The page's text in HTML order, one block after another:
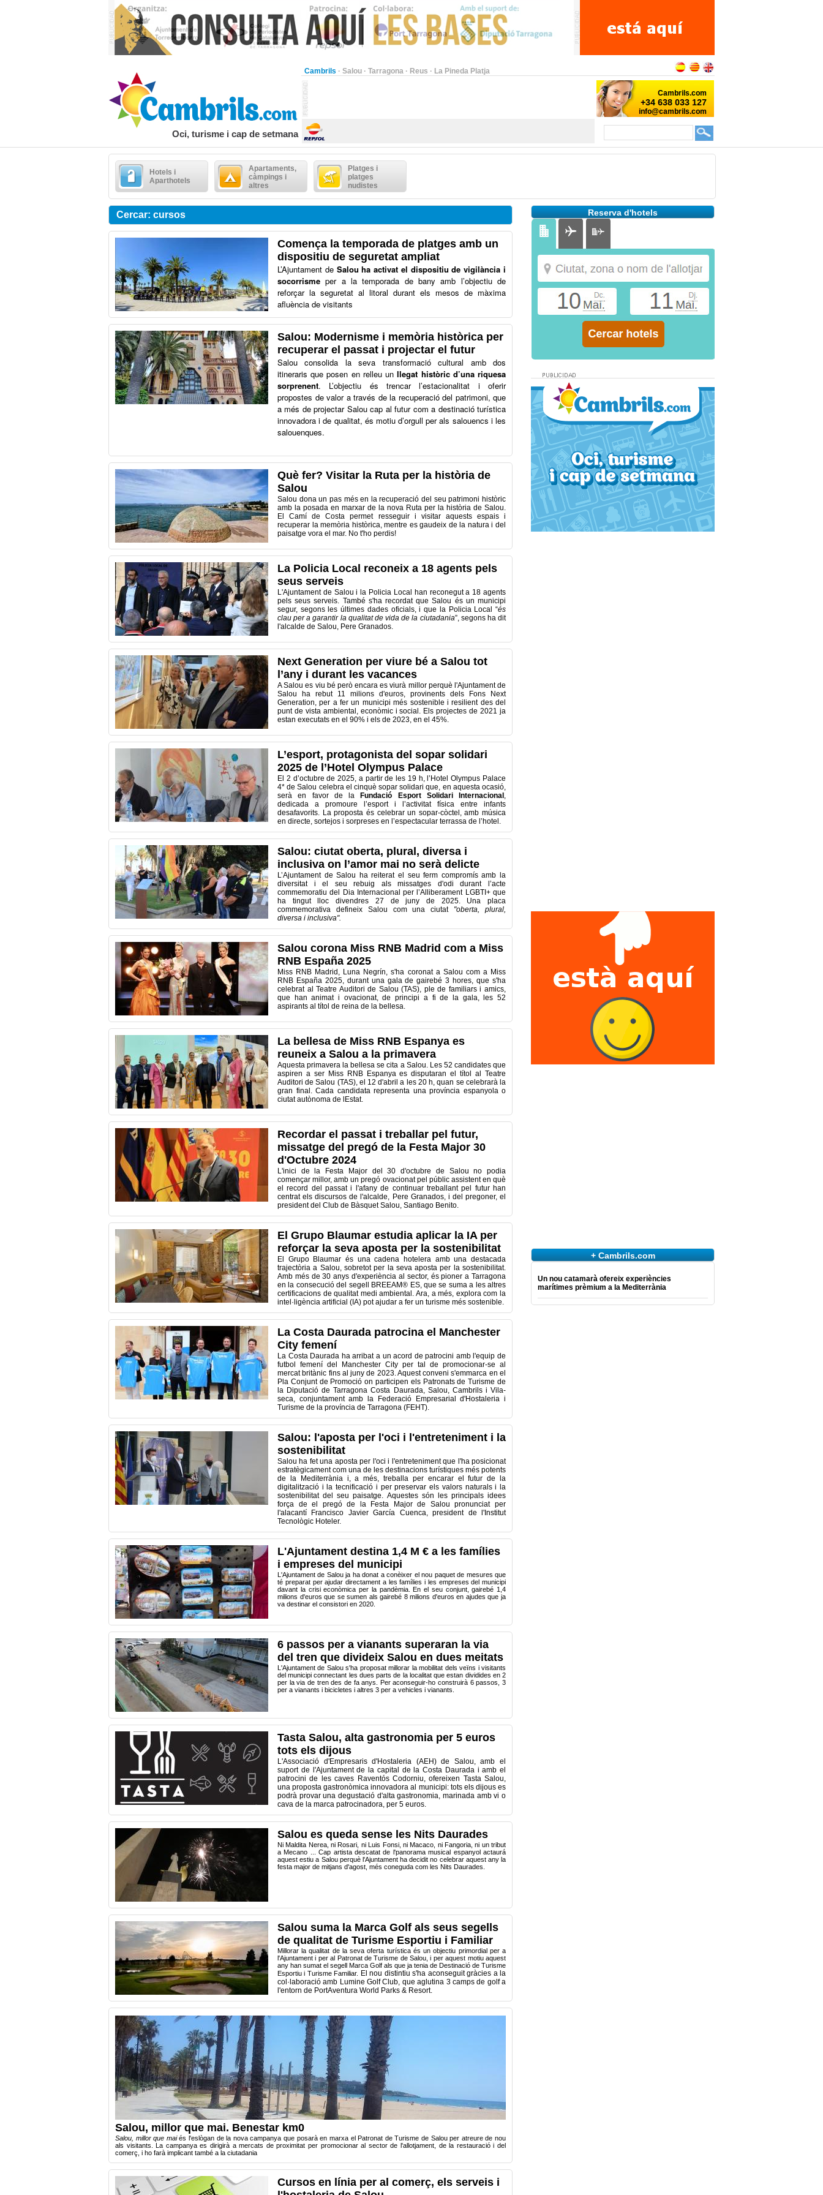
Cambrils · Salou · Tarragona · Reus · La Pineda Platja
Oci, turisme i cap de setmana
Hotels i
Aparthotels
Apartaments,
càmpings i
altres
Platges i
platges
nudistes
Cercar: cursos
Comença la temporada de platges amb un
dispositiu de seguretat ampliat
L’Ajuntament deSalou ha activat el dispositiu de vigilància i
socorrisme per a la temporada de bany amb l’objectiu de
reforçar la seguretat al litoral durant els mesos de màxima
afluència de visitants
Salou: Modernisme i memòria històrica per
recuperar el passat i projectar el futur
Salou consolida la seva transformació cultural amb dos
itineraris que posen en relleu unllegat històric d’una riquesa
sorprenent. L’objectiu és trencar l’estacionalitat i oferir
propostes de valor a través de la recuperació del patrimoni, que
a més de projectar Salou cap al futur com a destinació turística
innovadora i de qualitat, és motiu d’orgull per als salouencs i les
salouenques.
Què fer? Visitar la Ruta per la història de
Salou
Salou dona un pas més en la recuperació del seu patrimoni històric
amb la posada en marxar de la nova Ruta per la història de Salou.
El Camí de Costa permet resseguir i visitar aquests espais i
recuperar la memòria històrica, mentre es gaudeix de la natura i del
paisatge vora el mar. No t'ho perdis!
La Policia Local reconeix a 18 agents pels
seus serveis
L'Ajuntament de Salou i la Policia Local han reconegut a 18 agents
pels seus serveis. També s'ha recordat que Salou és un municipi
segur, segons les últimes dades oficials, i que la Policia Local “és
clau per a garantir la qualitat de vida de la ciutadania”, segons ha dit
l'alcalde de Salou, Pere Granados.
Next Generation per viure bé a Salou tot
l’any i durant les vacances
A Salou es viu bé però encara es viurà millor perquè l'Ajuntament de
Salou ha rebut 11 milions d'euros, provinents dels Fons Next
Generation, per a fer un municipi més sostenible i resilient des del
punt de vista ambiental, econòmic i social. Els projectes de 2021 ja
estan executats en el 90% i els de 2023, en el 45%.
L’esport, protagonista del sopar solidari
2025 de l’Hotel Olympus Palace
El 2 d’octubre de 2025, a partir de les 19 h, l’Hotel Olympus Palace
4* de Salou celebra el cinquè sopar solidari que, en aquesta ocasió,
serà en favor de la Fundació Esport Solidari Internacional ,
dedicada a promoure l’esport i l’activitat física entre infants
desafavorits. La proposta és celebrar un sopar-còctel, amb música
en directe, sortejos i sorpreses en l’espectacular terrassa de l’hotel.
Salou: ciutat oberta, plural, diversa i
inclusiva on l’amor mai no serà delicte
L’Ajuntament de Salou ha reiterat el seu ferm compromís amb la
diversitat i el seu rebuig als missatges d'odi durant l’acte
commemoratiu del Dia Internacional per l’Alliberament LGBTI+ que
ha tingut lloc divendres 27 de juny de 2025. Una placa
commemorativa defineix Salou com una ciutat "oberta, plural,
diversa i inclusiva".
Salou corona Miss RNB Madrid com a Miss
RNB España 2025
Miss RNB Madrid, Luna Negrín, s'ha coronat a Salou com a Miss
RNB España 2025, durant una gala de gairebé 3 hores, que s'ha
celebrat al Teatre Auditori de Salou (TAS), ple de familiars i amics,
que han animat i ovacionat, de principi a fi de la gala, les 52
aspirants al títol de reina de la bellesa.
La bellesa de Miss RNB Espanya es
reuneix a Salou a la primavera
Aquesta primavera la bellesa se cita a Salou. Les 52 candidates que
aspiren a ser Miss RNB Espanya es disputaran el títol al Teatre
Auditori de Salou (TAS), el 12 d'abril a les 20 h, quan se celebrarà la
gran final. Cada candidata representa una província espanyola o
ciutat autònoma de lEstat.
Recordar el passat i treballar pel futur,
missatge del pregó de la Festa Major 30
d'Octubre 2024
L'inici de la Festa Major del 30 d'octubre de Salou no podia
començar millor, amb un pregó ovacionat pel públic assistent en què
el record del passat i l'afany de continuar treballant pel futur han
centrat els discursos de l'alcalde, Pere Granados, i del pregoner, el
president del Club de Bàsquet Salou, Santiago Benito.
El Grupo Blaumar estudia aplicar la IA per
reforçar la seva aposta per la sostenibilitat
El Grupo Blaumar és una cadena hotelera amb una destacada
trajectòria a Salou, sobretot per la seva aposta per la sostenibilitat.
Amb més de 30 anys d'experiència al sector, és pioner a Tarragona
en la consecució del segell BREEAM® ES, que se suma a les altres
certificacions de qualitat medi ambiental. Ara, a més, explora com la
intel·ligència artificial (IA) pot ajudar a fer un turisme més sostenible.
La Costa Daurada patrocina el Manchester
City femení
La Costa Daurada ha arribat a un acord de patrocini amb l'equip de
futbol femení del Manchester City per tal de promocionar-se al
mercat britànic fins al juny de 2023. Aquest conveni s'emmarca en el
Pla Conjunt de Promoció on participen els Patronats de Turisme de
la Diputació de Tarragona Costa Daurada, Salou, Cambrils i Vila-
seca, conjuntament amb la Federació Empresarial d'Hostaleria i
Turisme de la província de Tarragona (FEHT).
Salou: l'aposta per l'oci i l'entreteniment i la
sostenibilitat
Salou ha fet una aposta per l'oci i l'entreteniment que l'ha posicionat
estratègicament com una de les destinacions turístiques més potents
de la Mediterrània i, a més, treballa per encarar el futur de la
digitalització i la tecnificació i per preservar els valors naturals i la
sostenibilitat del seu paisatge. Aquestes són les principals idees
força de el pregó de la Festa Major de Salou pronunciat per
l'alacantí Francisco Javier García Cuenca, president de l'Institut
Tecnològic Hoteler.
L'Ajuntament destina 1,4 M € a les famílies
i empreses del municipi
L'Ajuntament de Salou ja ha donat a conèixer el nou paquet de mesures que
té preparat per ajudar directament a les famílies i les empreses del municipi
davant la crisi econòmica per la pandèmia. En el seu conjunt, gairebé 1,4
milions d'euros que se sumen als gairebé 8 milions d'euros en ajudes que ja
va destinar el consistori en 2020.
6 passos per a vianants superaran la via
del tren que divideix Salou en dues meitats
L'Ajuntament de Salou s'ha proposat millorar la mobilitat dels veïns i visitants
del municipi connectant les dues parts de la localitat que estan dividides en 2
per la via de tren des de fa anys. Per aconseguir-ho construirà 6 passos, 3
per a vianants i bicicletes i altres 3 per a vehicles i vianants.
Tasta Salou, alta gastronomia per 5 euros
tots els dijous
L'Associació d'Empresaris d'Hostaleria (AEH) de Salou, amb el
suport de l'Ajuntament de la capital de la Costa Daurada i amb el
patrocini de les caves Raventós Codorniu, ofereixen Tasta Salou,
una proposta gastronòmica innovadora al municipi: tots els dijous es
podrà provar una degustació d'alta gastronomia, marinada amb vi o
cava de la marca patrocinadora, per 5 euros.
Salou es queda sense les Nits Daurades
Ni Maldita Nerea, ni Rosari, ni Luis Fonsi, ni Macaco, ni Fangoria, ni un tribut
a Mecano ... Cap artista descatat de l'panorama musical espanyol actaurá
aquest estiu a Salou perquè l'Ajuntament ha decidit no celebrar aquest any la
festa major de mitjans d'agost, més coneguda com les Nits Daurades.
Salou suma la Marca Golf als seus segells
de qualitat de Turisme Esportiu i Familiar
Millorar la qualitat de la seva oferta turística és un objectiu primordial per a
l'Ajuntament i per al Patronat de Turisme de Salou, i per aquest motiu aquest
any han sumat el segell Marca Golf als que ja tenia de Destinació de Turisme
Esportiu i Turisme Familiar.
El nou distintiu s'ha aconseguit gràcies a la
col·laboració amb Lumine Golf Club, que aglutina 3 camps de golf a
l'entorn de PortAventura World Parks & Resort.
Salou, millor que mai. Benestar km0
Salou, millor que maiés l'eslògan de la nova campanya que posarà en marxa el Patronat de Turisme de Salou per atreure de nou
als visitants. La campanya es dirigirà a mercats de proximitat per promocionar al sector de l'allotjament, de la restauració i del
comerç, i ho farà implicant també a la ciutadania
Cursos en línia per al comerç, els serveis i
Reserva d'hotels
+ Cambrils.com
Un nou catamarà ofereix experiències
marítimes prèmium a la Mediterrània